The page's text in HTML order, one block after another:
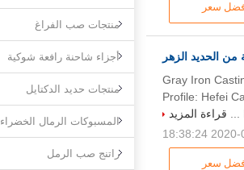
منتجات صب الفراغ
أجزاء شاحنة رافعة شوكية
منتجات حديد الدكتايل
المسبوكات الرمال الخضراء
راتنج صب الرمل
سعر
سعر
Gray Iron
Profile: Hefei
قراءة المزيد
2020-09-